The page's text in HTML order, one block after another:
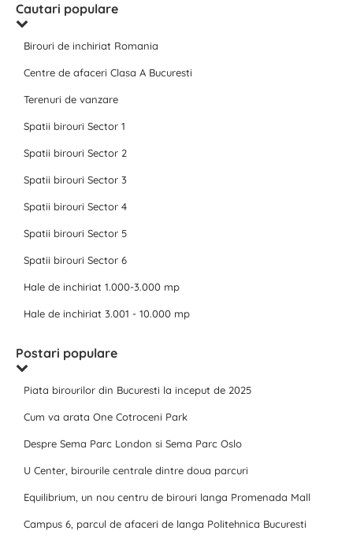
Cautari populare
Birouri de inchiriat Romania
Centre de afaceri Clasa A Bucuresti
Terenuri de vanzare
Spatii birouri Sector 1
Spatii birouri Sector 2
Spatii birouri Sector 3
Spatii birouri Sector 4
Spatii birouri Sector 5
Spatii birouri Sector 6
Hale de inchiriat 1.000-3.000 mp
Hale de inchiriat 3.001 - 10.000 mp
Postari populare
Piata birourilor din Bucuresti la inceput de 2025
Cum va arata One Cotroceni Park
Despre Sema Parc London si Sema Parc Oslo
U Center, birourile centrale dintre doua parcuri
Equilibrium, un nou centru de birouri langa Promenada Mall
Campus 6, parcul de afaceri de langa Politehnica Bucuresti